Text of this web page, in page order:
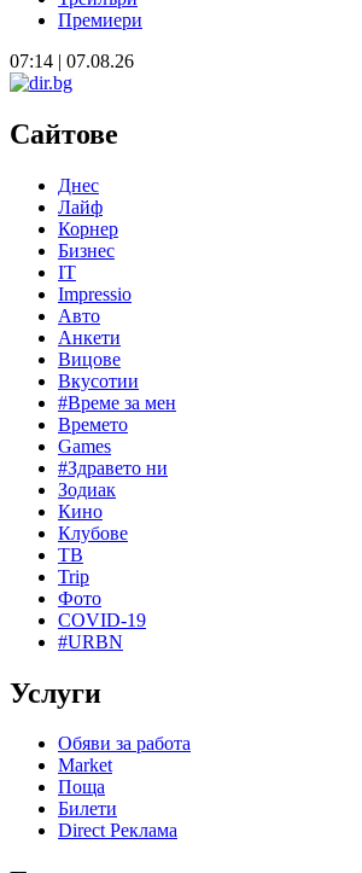
Премиери
07:14 | 07.08.26
Сайтове
Днес
Лайф
Корнер
Бизнес
IT
Impressio
Авто
Анкети
Вицове
Вкусотии
#Време за мен
Времето
Games
#Здравето ни
Зодиак
Кино
Клубове
ТВ
Trip
Фото
COVID-19
#URBN
Услуги
Обяви за работа
Market
Поща
Билети
Direct Реклама